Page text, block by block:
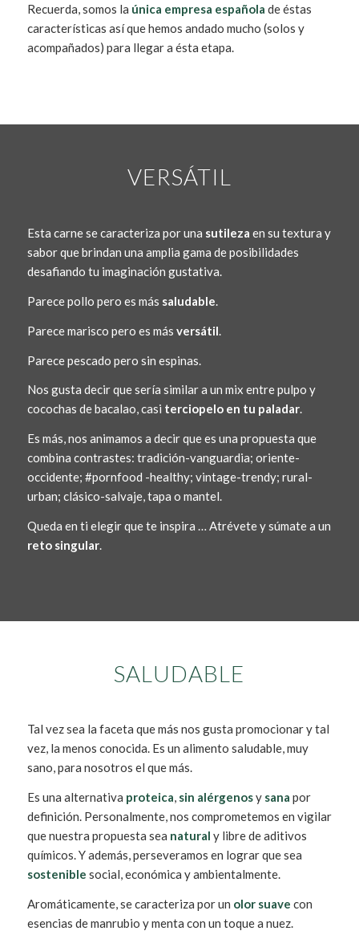
Recuerda, somos la única empresa española de éstas
características así que hemos andado mucho (solos y
acompañados) para llegar a ésta etapa.
VERSÁTIL
Esta carne se caracteriza por una sutileza en su textura y
sabor que brindan una amplia gama de posibilidades
desafiando tu imaginación gustativa.
Parece pollo pero es más saludable.
Parece marisco pero es más versátil.
Parece pescado pero sin espinas.
Nos gusta decir que sería similar a un mix entre pulpo y
cocochas de bacalao, casi terciopelo en tu paladar.
Es más, nos animamos a decir que es una propuesta que
combina contrastes: tradición-vanguardia; oriente-
occidente; #pornfood -healthy; vintage-trendy; rural-
urban; clásico-salvaje, tapa o mantel.
Queda en ti elegir que te inspira … Atrévete y súmate a un
reto singular.
SALUDABLE
Tal vez sea la faceta que más nos gusta promocionar y tal
vez, la menos conocida. Es un alimento saludable, muy
sano, para nosotros el que más.
Es una alternativa proteica, sin alérgenosy sana por
definición. Personalmente, nos comprometemos en vigilar
que nuestra propuesta sea natural y libre de aditivos
químicos. Y además, perseveramos en lograr que sea
sostenible social, económica y ambientalmente.
Aromáticamente, se caracteriza por un olor suave con
esencias de manrubio y menta con un toque a nuez.